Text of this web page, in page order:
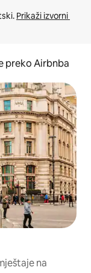
Prikaži izvorni
preko Airbnba
na